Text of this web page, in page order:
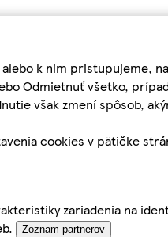
k nim pristupujeme,
Odmietnuť všetko,
však zmení spôsob,
cookies v pätičke
zariadenia na
Zoznam partnerov